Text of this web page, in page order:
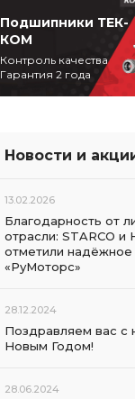
Подшипники ТЕК-
КОМ
Контроль качества
Гарантия 2 года
Новости и
13.02.2026
Благодарность от
отрасли: STARCO и
отметили надёжное
«РуМоторс»
28.12.2024
Поздравляем вас с
Новым Годом!
28.06.2024